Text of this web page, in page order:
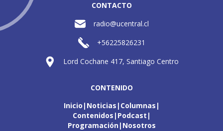
CONTACTO
radio@ucentral.cl
+56225826231
Lord Cochane 417, Santiago Centro
CONTENIDO
Inicio Noticias Columnas
Contenidos Podcast
Programación Nosotros